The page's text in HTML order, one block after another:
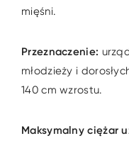
mięśni.
Przeznaczenie:
młodzieży i
140 cm wzrostu.
Maksymalny ciężar